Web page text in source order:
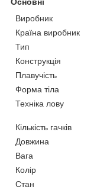
Виробник
Країна виробник
Тип
Конструкція
Плавучість
Форма тіла
Техніка лову
Кількість гачків
Довжина
Вага
Колір
Стан